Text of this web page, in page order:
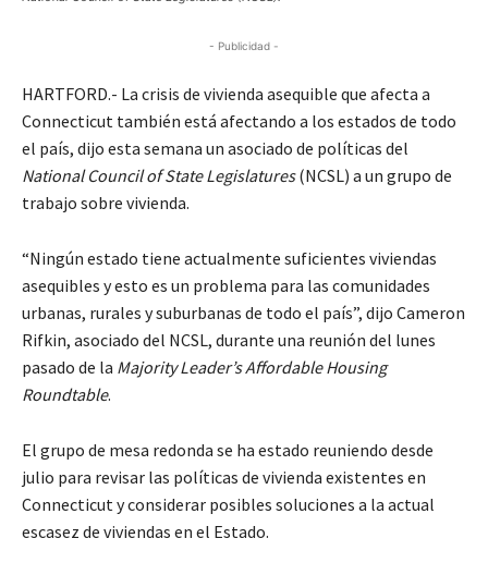
- Publicidad -
HARTFORD.- La crisis de vivienda asequible que afecta a
Connecticut también está afectando a los estados de todo
el país, dijo esta semana un asociado de políticas del
National Council of State Legislatures(NCSL) a un grupo de
trabajo sobre vivienda.
“Ningún estado tiene actualmente suficientes viviendas
asequibles y esto es un problema para las comunidades
urbanas, rurales y suburbanas de todo el país”, dijo Cameron
Rifkin, asociado del NCSL, durante una reunión del lunes
pasado de la Majority Leader’s Affordable Housing
Roundtable.
El grupo de mesa redonda se ha estado reuniendo desde
julio para revisar las políticas de vivienda existentes en
Connecticut y considerar posibles soluciones a la actual
escasez de viviendas en el Estado.